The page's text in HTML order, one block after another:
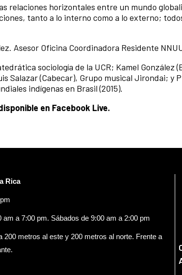
relaciones horizontales entre un mundo
tanto a lo interno como a lo externo;
Asesor Oficina Coordinadora Residente
sociología de la UCR; Kamel González
Salazar (Cabecar), Grupo musical Jirondai; y
indígenas en Brasil (2015).
en Facebook Live.
Rica
am a 7:00 pm. Sábados de 9:00 am a 2:00 pm
200 metros al este y 200 metros al norte. Frente a